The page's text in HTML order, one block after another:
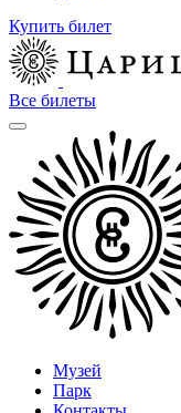
Купить билет
Все билеты
Музей
Парк